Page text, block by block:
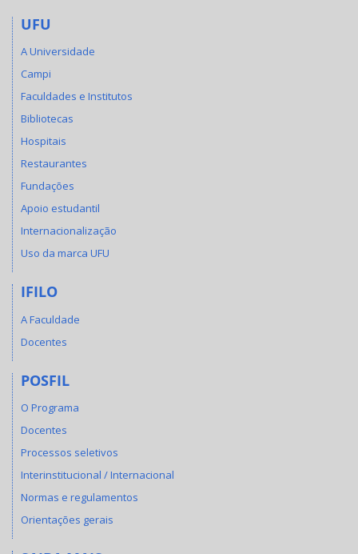
UFU
A Universidade
Campi
Faculdades e Institutos
Bibliotecas
Hospitais
Restaurantes
Fundações
Apoio estudantil
Internacionalização
Uso da marca UFU
IFILO
A Faculdade
Docentes
POSFIL
O Programa
Docentes
Processos seletivos
Interinstitucional / Internacional
Normas e regulamentos
Orientações gerais